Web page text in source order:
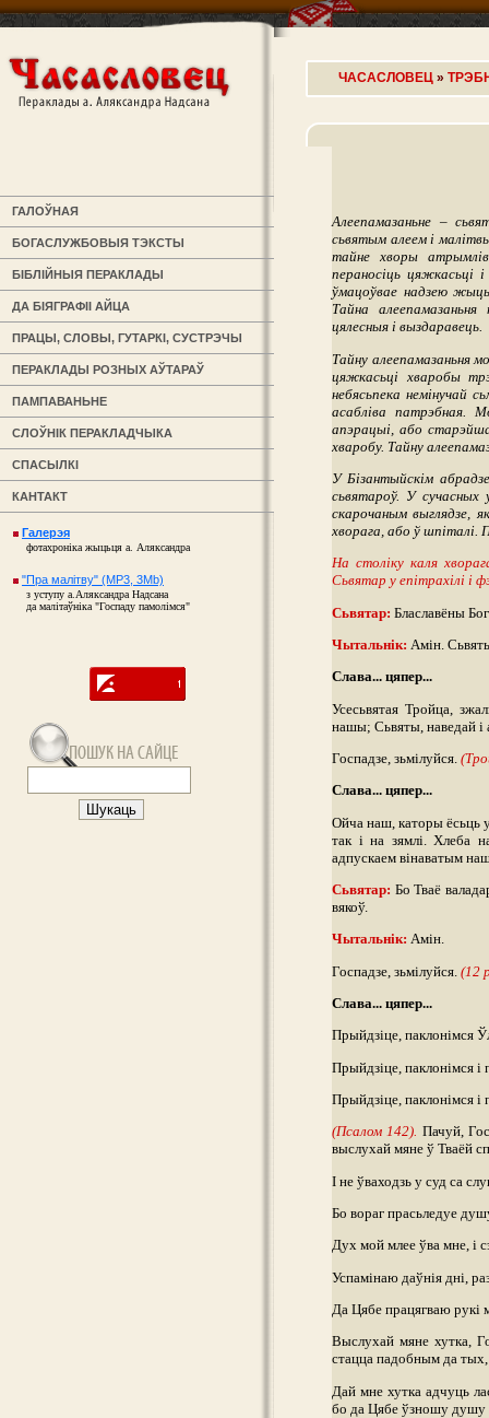
ГАЛОЎНАЯ
БОГАСЛУЖБОВЫЯ ТЭКСТЫ
БІБЛІЙНЫЯ ПЕРАКЛАДЫ
ДА БІЯГРАФІІ АЙЦА
ПРАЦЫ, СЛОВЫ, ГУТАРКІ, СУСТРЭЧЫ
ПЕРАКЛАДЫ РОЗНЫХ АЎТАРАЎ
ПАМПАВАНЬНЕ
СЛОЎНІК ПЕРАКЛАДЧЫКА
СПАСЫЛКІ
КАНТАКТ
Галерэя
фотахроніка жыцьця а. Аляксандра
"Пра малітву" (MP3, 3Mb)
з уступу а.Аляксандра Надсана
да малітаўніка "Госпаду памолімся"
ЧАСАСЛОВЕЦ »
Алеепамазаньне –
сьвятым алеем і
тайне хворы
пераносіць цяжкасьці
ўмацоўвае надзею
Тайна
цялесныя і выздаравець.
Тайну алеепамазаньня
цяжкасьці хваробы
небясьпека немінучай
асабліва патрэбная.
апэрацыі, або
хваробу. Тайну
У Бізантыйскім
сьвятароў. У
скарочаным выглядзе,
хворага, або ў шпіталі.
На століку каля
Сьвятар у епітрахілі і
Сьвятар: Блаславёны
Чытальнік: Амін.
Слава... цяпер...
Усесьвятая Тройца,
нашы; Сьвяты, наведай і
Госпадзе, зьмілуйся.
Слава... цяпер...
Ойча наш, каторы ёсьць у
так і на зямлі. Хлеба
адпускаем вінаватым
Сьвятар: Бо Тваё
вякоў.
Чытальнік: Амін.
Госпадзе, зьмілуйся. (12
Слава... цяпер...
Прыйдзіце, паклонімся
Прыйдзіце, паклонімся
Прыйдзіце, паклонімся
(Псалом 142). Пачуй,
выслухай мяне ў Тваёй
І не ўваходзь у суд са
Бо вораг прасьледуе
Дух мой млее ўва мне, і
Успамінаю даўнія дні,
Да Цябе працягваю рукі
Выслухай мяне хутка,
стацца падобным да
Дай мне хутка адчуць
бо да Цябе ўзношу